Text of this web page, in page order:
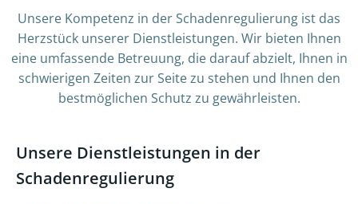
Unsere Kompetenz in der Schadenregulierung ist das
Herzstück unserer Dienstleistungen. Wir bieten Ihnen
eine umfassende Betreuung, die darauf abzielt, Ihnen in
schwierigen Zeiten zur Seite zu stehen und Ihnen den
bestmöglichen Schutz zu gewährleisten.
Unsere Dienstleistungen in der
Schadenregulierung